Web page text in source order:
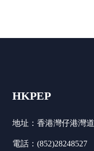
HKPEP
地址：香港灣仔港灣
電話：(852)28248527